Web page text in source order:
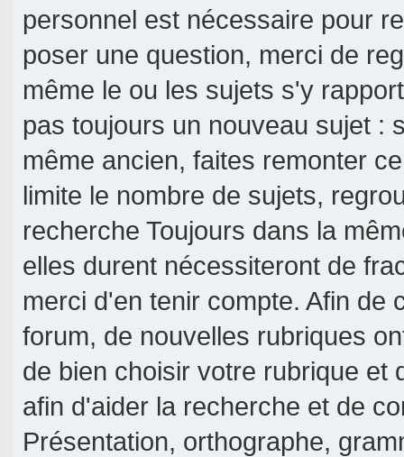
personnel est nécessaire pour
poser une question, merci de
même le ou les sujets s'y
pas toujours un nouveau sujet :
même ancien, faites remonter
limite le nombre de sujets,
recherche Toujours dans la
elles durent nécessiteront de
merci d'en tenir compte. Afin de
forum, de nouvelles rubriques
de bien choisir votre rubrique et
afin d'aider la recherche et de
Présentation, orthographe,